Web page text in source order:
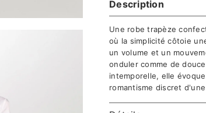
Description
Une robe trapèze
où la simplicité côtoie
un volume et un
onduler comme de
intemporelle, elle
romantisme discret